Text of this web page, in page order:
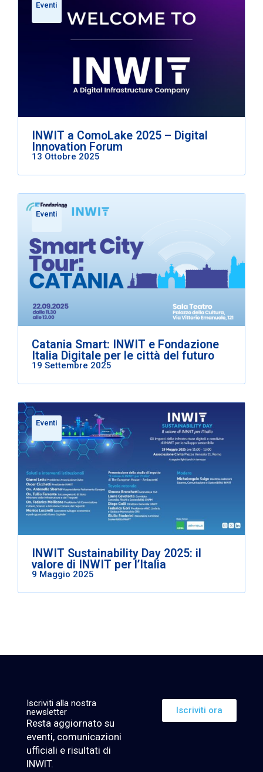
Eventi
INWIT a ComoLake 2025 – Digital
Innovation Forum
13 Ottobre 2025
Eventi
Catania Smart: INWIT e Fondazione
Italia Digitale per le città del futuro
19 Settembre 2025
Eventi
INWIT Sustainability Day 2025: il
valore di INWIT per l’Italia
9 Maggio 2025
Iscriviti alla nostra
newsletter
Resta aggiornato su
eventi, comunicazioni
ufficiali e risultati di
INWIT.
Iscriviti ora